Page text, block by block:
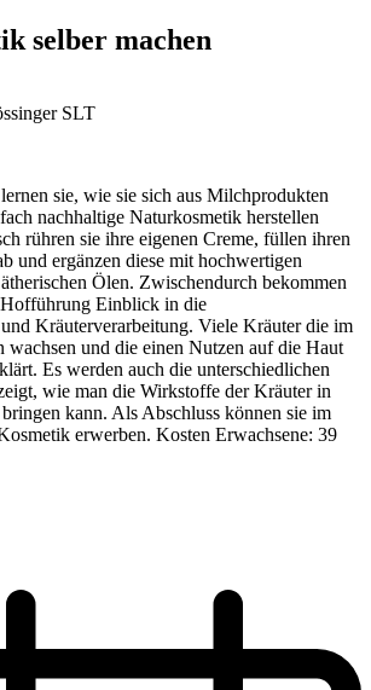
selber machen
SLT
sie, wie sie sich aus Milchprodukten
nachhaltige Naturkosmetik herstellen
rühren sie ihre eigenen Creme, füllen ihren
und ergänzen diese mit hochwertigen
Ölen. Zwischendurch bekommen
Einblick in die
Kräuterverarbeitung. Viele Kräuter die im
wachsen und die einen Nutzen auf die Haut
Es werden auch die unterschiedlichen
wie man die Wirkstoffe der Kräuter in
kann. Als Abschluss können sie im
erwerben. Kosten Erwachsene: 39